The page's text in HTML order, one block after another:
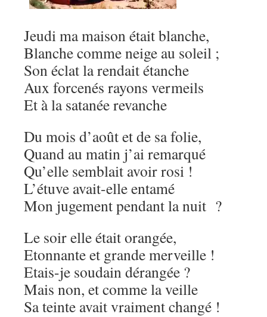
Jeudi ma maison était blanche,
Blanche comme neige au soleil ;
Son éclat la rendait étanche
Aux forcenés rayons vermeils
Et à la satanée revanche
Du mois d’août et de sa folie,
Quand au matin j’ai remarqué
Qu’elle semblait avoir rosi !
L’étuve avait-elle entamé
Mon jugement pendant la nuit ?
Le soir elle était orangée,
Etonnante et grande merveille !
Etais-je soudain dérangée ?
Mais non, et comme la veille
Sa teinte avait vraiment changé !